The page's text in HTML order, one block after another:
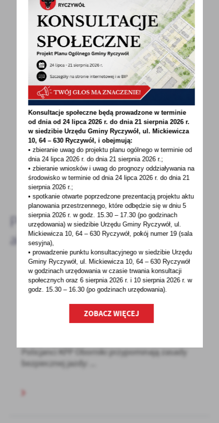
POWRÓT UDOSTĘPNIJ
POPRZEDNI NASTĘPNY
Spodobała Ci się informacja? Zostaw nam swoją opinię
- to dla Ciebie staramy się być najlepsi, a Twoje zdanie
bardzo nam w tym pomoże!
DODAJ KOMENTARZ
Pozostałe
aktualności
04 - 09 - 2025
Obornikach przypominają zasady bezpiecznej
Policjanci KPP Oborniki przypominają zasady
bezpiecznej jazdy: ...
Konsultacje społeczne będą prowadzone w terminie
od dnia od 24 lipca 2026 r. do dnia 21 sierpnia 2026 r.
w siedzibie Urzędu Gminy Ryczywół, ul. Mickiewicza
10, 64 – 630 Ryczywół, i obejmują:
• zbieranie uwag do projektu planu ogólnego w terminie od
dnia 24 lipca 2026 r. do dnia 21 sierpnia 2026 r.;
• zbieranie wniosków i uwag do prognozy oddziaływania na
środowisko w terminie od dnia 24 lipca 2026 r. do dnia 21
sierpnia 2026 r.;
• spotkanie otwarte poprzedzone prezentacją projektu aktu
planowania przestrzennego, które odbędzie się w dniu 5
sierpnia 2026 r.w godz. 15.30 – 17.30 (po godzinach
urzędowania) w siedzibie Urzędu Gminy Ryczywół, ul.
Mickiewicza 10, 64 – 630 Ryczywół, pokójnumer 19 (sala
sesyjna),
• prowadzenie punktu konsultacyjnego w siedzibie Urzędu
Gminy Ryczywół, ul. Mickiewicza 10, 64 – 630 Ryczywół
w godzinachurzędowania w czasie trwania konsultacji
społecznych oraz 6 sierpnia 2026 r. i 10 sierpnia 2026 r. w
godz. 15.30 – 16.30 (po godzinachurzędowania).
ZOBACZ WIĘCEJ